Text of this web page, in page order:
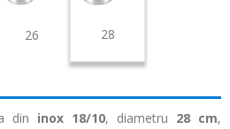
26 28
din inox 18/10, diametru 28 cm,